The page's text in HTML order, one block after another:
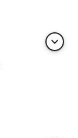
keyboard_arrow_down